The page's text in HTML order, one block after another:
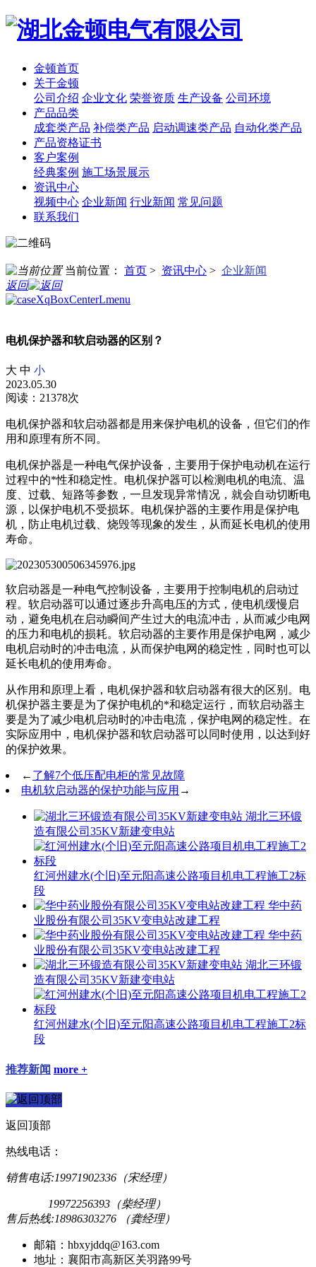
金顿首页
关于金顿
公司介绍 企业文化 荣誉资质 生产设备 公司环境
产品品类
成套类产品 补偿类产品 启动调速类产品 自动化类产品
产品资格证书
客户案例
经典案例 施工场景展示
资讯中心
视频中心 企业新闻 行业新闻 常见问题
联系我们
当前位置： 首页 > 资讯中心 > 企业新闻
返回
电机保护器和软启动器的区别？
大 中 小
2023.05.30
阅读：21378次
电机保护器和软启动器都是用来保护电机的设备，但它们的作
用和原理有所不同。
电机保护器是一种电气保护设备，主要用于保护电动机在运行
过程中的*性和稳定性。电机保护器可以检测电机的电流、温
度、过载、短路等参数，一旦发现异常情况，就会自动切断电
源，以保护电机不受损坏。电机保护器的主要作用是保护电
机，防止电机过载、烧毁等现象的发生，从而延长电机的使用
寿命。
软启动器是一种电气控制设备，主要用于控制电机的启动过
程。软启动器可以通过逐步升高电压的方式，使电机缓慢启
动，避免电机在启动瞬间产生过大的电流冲击，从而减少电网
的压力和电机的损耗。软启动器的主要作用是保护电网，减少
电机启动时的冲击电流，从而保护电网的稳定性，同时也可以
延长电机的使用寿命。
从作用和原理上看，电机保护器和软启动器有很大的区别。电
机保护器主要是为了保护电机的*和稳定运行，而软启动器主
要是为了减少电机启动时的冲击电流，保护电网的稳定性。在
实际应用中，电机保护器和软启动器可以同时使用，以达到好
的保护效果。
← 了解7个低压配电柜的常见故障
电机软启动器的保护功能与应用 →
湖北三环锻
造有限公司35KV新建变电站
红河州建水(个旧)至元阳高速公路项目机电工程施工2标
段
华中药
业股份有限公司35KV变电站改建工程
华中药
业股份有限公司35KV变电站改建工程
湖北三环锻
造有限公司35KV新建变电站
红河州建水(个旧)至元阳高速公路项目机电工程施工2标
段
推荐新闻 more +
返回顶部
热线电话：
销售电话:19971902336（宋经理）
19972256393（柴经理）
售后热线:18986303276 （龚经理）
邮箱：hbxyjddq@163.com
地址：襄阳市高新区关羽路99号